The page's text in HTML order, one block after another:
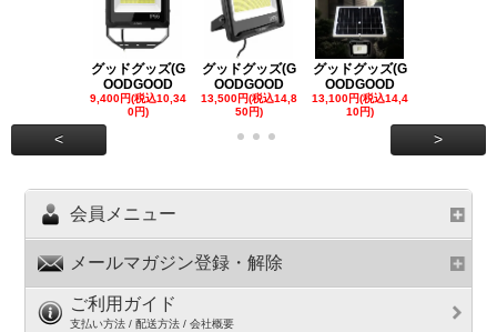
グッドグッズ(G
OODGOOD
9,400円(税込10,34
0円)
グッドグッズ(G
OODGOOD
13,500円(税込14,8
50円)
グッドグッズ(G
OODGOOD
13,100円(税込14,4
10円)
< >
会員メニュー
メールマガジン登録・解除
ご利用ガイド
支払い方法 / 配送方法 / 会社概要